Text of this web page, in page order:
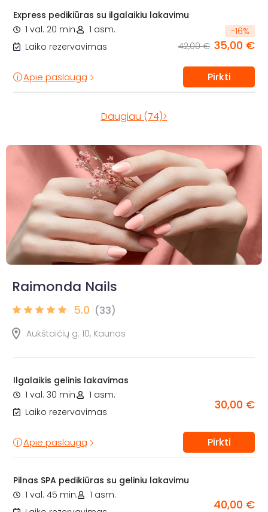
Express pedikiūras su ilgalaikiu lakavimu
1 val. 20 min.
1 asm.
Laiko rezervavimas
-16%
42,00 € 35,00 €
Apie paslaugą Pirkti
Daugiau (74)>
Raimonda Nails
5.0 (33)
Aukštaičių g. 10, Kaunas
Ilgalaikis gelinis lakavimas
1 val. 30 min.
1 asm.
Laiko rezervavimas
30,00 €
Apie paslaugą Pirkti
Pilnas SPA pedikiūras su geliniu lakavimu
1 val. 45 min.
1 asm.
40,00 €